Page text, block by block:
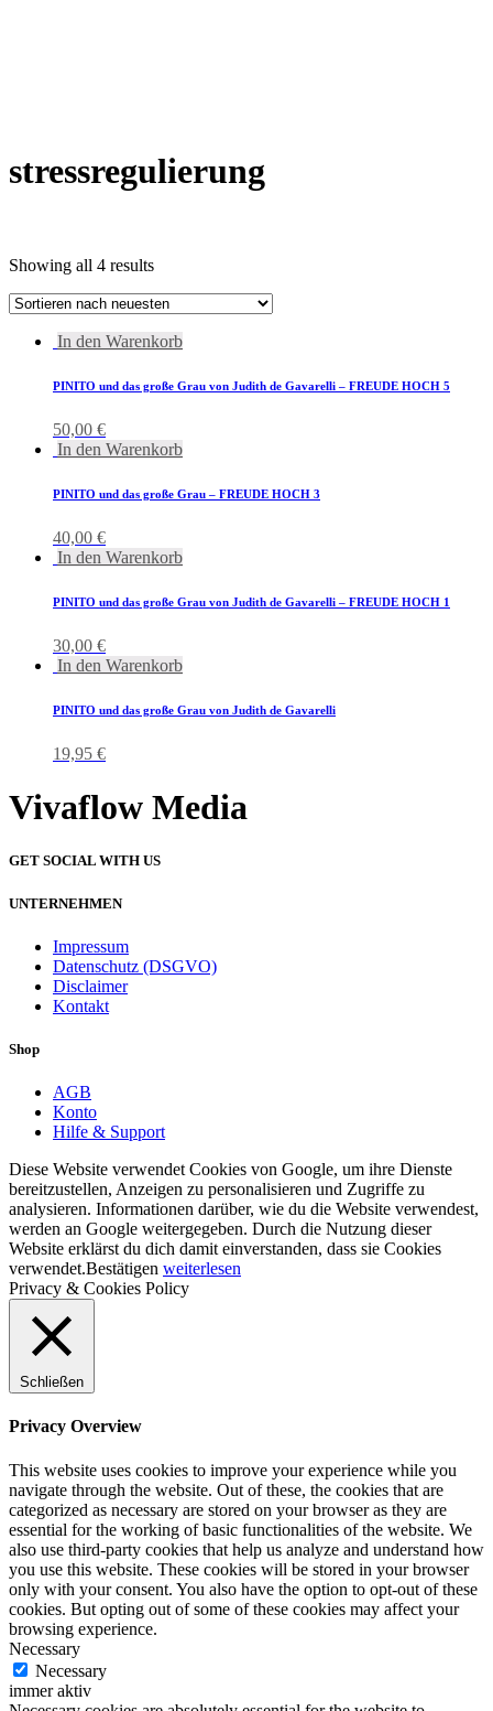
stressregulierung
Showing all 4 results
In den Warenkorb
PINITO und das große Grau von Judith de Gavarelli – FREUDE HOCH 5
50,00 €
In den Warenkorb
PINITO und das große Grau – FREUDE HOCH 3
40,00 €
In den Warenkorb
PINITO und das große Grau von Judith de Gavarelli – FREUDE HOCH 1
30,00 €
In den Warenkorb
PINITO und das große Grau von Judith de Gavarelli
19,95 €
Vivaflow Media
GET SOCIAL WITH US
UNTERNEHMEN
Impressum
Datenschutz (DSGVO)
Disclaimer
Kontakt
Shop
AGB
Konto
Hilfe & Support
Diese Website verwendet Cookies von Google, um ihre Dienste
bereitzustellen, Anzeigen zu personalisieren und Zugriffe zu
analysieren. Informationen darüber, wie du die Website verwendest,
werden an Google weitergegeben. Durch die Nutzung dieser
Website erklärst du dich damit einverstanden, dass sie Cookies
verwendet.Bestätigen weiterlesen
Privacy & Cookies Policy
Schließen
Privacy Overview
This website uses cookies to improve your experience while you
navigate through the website. Out of these, the cookies that are
categorized as necessary are stored on your browser as they are
essential for the working of basic functionalities of the website. We
also use third-party cookies that help us analyze and understand how
you use this website. These cookies will be stored in your browser
only with your consent. You also have the option to opt-out of these
cookies. But opting out of some of these cookies may affect your
browsing experience.
Necessary
Necessary
immer aktiv